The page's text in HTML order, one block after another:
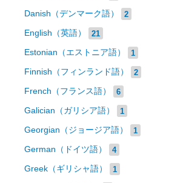
Danish（デンマーク語） 2
English（英語） 21
Estonian（エストニア語） 1
Finnish（フィンランド語） 2
French（フランス語） 6
Galician（ガリシア語） 1
Georgian（ジョージア語） 1
German（ドイツ語） 4
Greek（ギリシャ語） 1